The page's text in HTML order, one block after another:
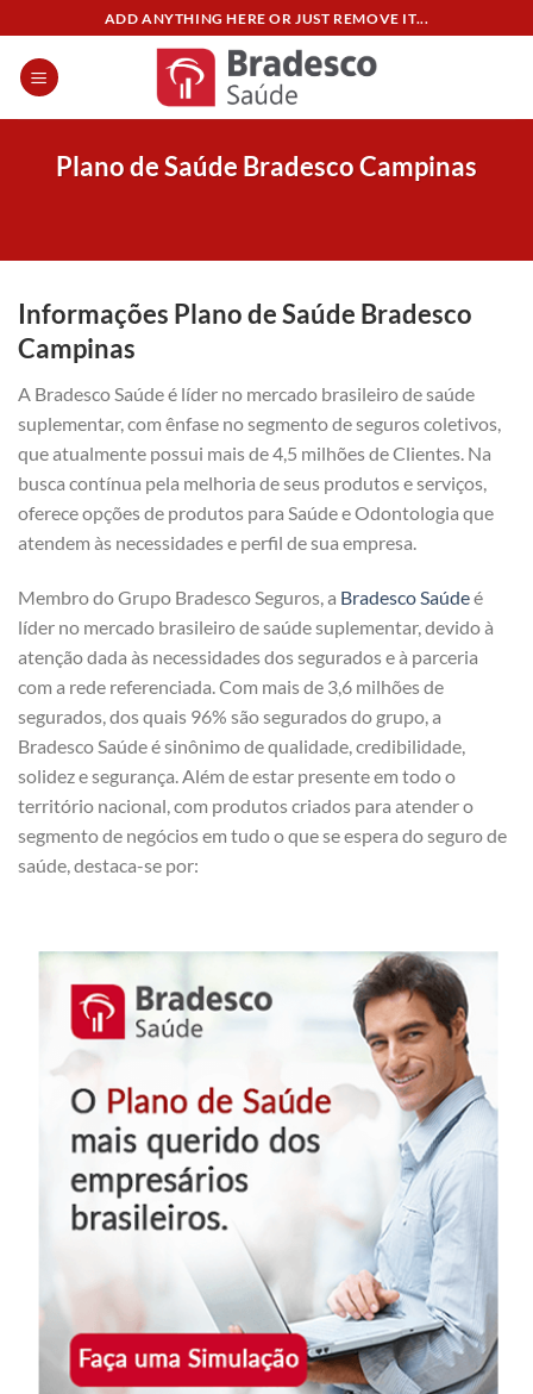
content
ADD ANYTHING HERE OR JUST REMOVE IT...
Plano de Saúde Bradesco Campinas
Informações Plano de Saúde Bradesco
Campinas
A Bradesco Saúde é líder no mercado brasileiro de saúde
suplementar, com ênfase no segmento de seguros coletivos,
que atualmente possui mais de 4,5 milhões de Clientes. Na
busca contínua pela melhoria de seus produtos e serviços,
oferece opções de produtos para Saúde e Odontologia que
atendem às necessidades e perfil de sua empresa.
Membro do Grupo Bradesco Seguros, a Bradesco Saúdeé
líder no mercado brasileiro de saúde suplementar, devido à
atenção dada às necessidades dos segurados e à parceria
com a rede referenciada. Com mais de 3,6 milhões de
segurados, dos quais 96% são segurados do grupo, a
Bradesco Saúde é sinônimo de qualidade, credibilidade,
solidez e segurança. Além de estar presente em todo o
território nacional, com produtos criados para atender o
segmento de negócios em tudo o que se espera do seguro de
saúde, destaca-se por: